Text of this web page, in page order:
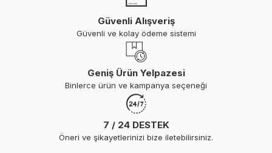
Güvenli Alışveriş
Güvenli ve kolay ödeme sistemi
Geniş Ürün Yelpazesi
Binlerce ürün ve kampanya seçeneği
7 / 24 DESTEK
Öneri ve şikayetlerinizi bize iletebilirsiniz.